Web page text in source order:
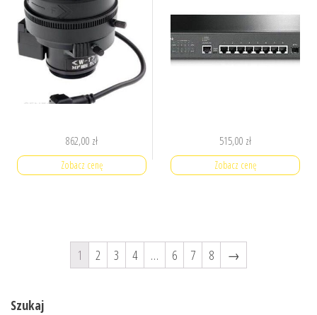
862,00 zł
Zobacz cenę
515,00 zł
Zobacz cenę
1 2 3 4 … 6 7 8 →
Szukaj